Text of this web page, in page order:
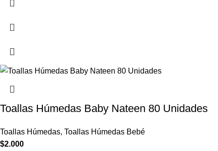
Toallas Húmedas Baby Nateen 80 Unidades
Toallas Húmedas, Toallas Húmedas Bebé
$2.000